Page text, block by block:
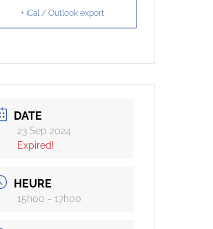
+ iCal / Outlook export
DATE
23 Sep 2024
Expired!
HEURE
15h00 - 17h00